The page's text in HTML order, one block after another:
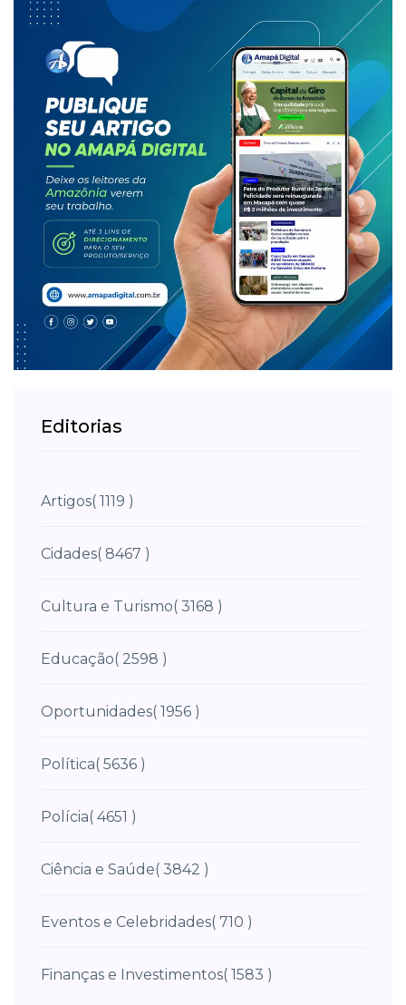
Editorias
Artigos( 1119 )
Cidades( 8467 )
Cultura e Turismo( 3168 )
Educação( 2598 )
Oportunidades( 1956 )
Política( 5636 )
Polícia( 4651 )
Ciência e Saúde( 3842 )
Eventos e Celebridades( 710 )
Finanças e Investimentos( 1583 )